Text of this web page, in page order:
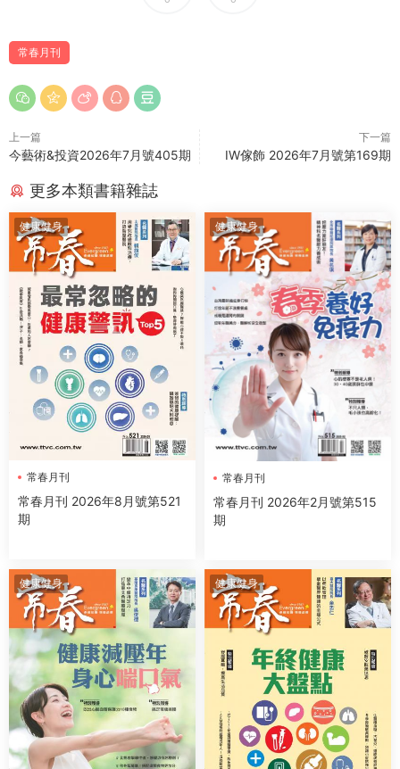
常春月刊
上一篇
今藝術&投資2026年7月號405期
下一篇
IW傢飾 2026年7月號第169期
更多本類書籍雜誌
健康健身
常春月刊
常春月刊 2026年8月號第521
期
健康健身
常春月刊
常春月刊 2026年2月號第515
期
健康健身 健康健身